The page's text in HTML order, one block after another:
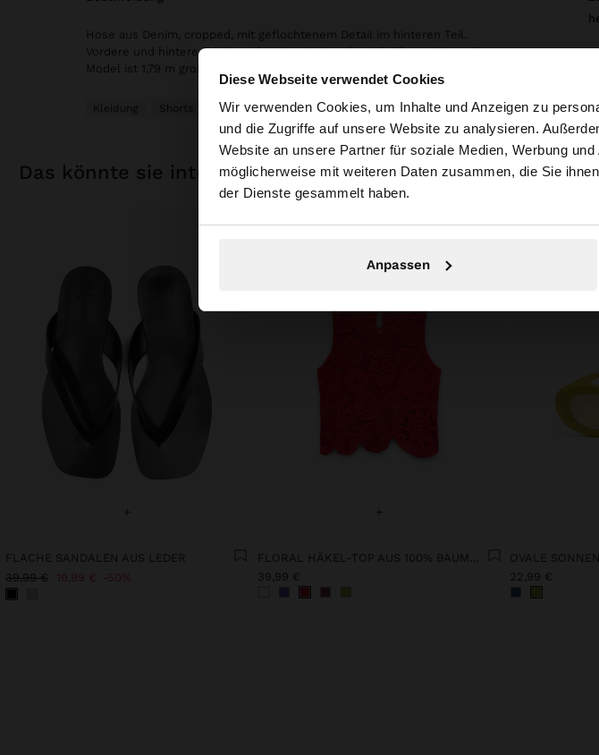
Diese Webseite verwendet Cookies
Wir verwenden Cookies, um Inhalte und Anzeigen zu
und die Zugriffe auf unsere Website zu analysieren.
Website an unsere Partner für soziale Medien, Werbung
möglicherweise mit weiteren Daten zusammen, die Sie
der Dienste gesammelt haben.
Anpassen
hallo
Sie greifen von Deutschland auf die Website zu.
durchsuchen?
Nein, bleiben Sie bei
Hose aus Denim, cropped, mit geflochtenem Detail im hinteren Teil.
Vordere und hintere Taschen. Schlitz mit Knopf und Reißverschluss. Das
Model ist 1,79 m groß und trägt Größe 36.
Kleidung Shorts
das könnte sie interessieren
+
FLACHE SANDALEN AUS LEDER
39,99 € 19,99 € 50%
+
39,99 €
OVALE
22,99 €